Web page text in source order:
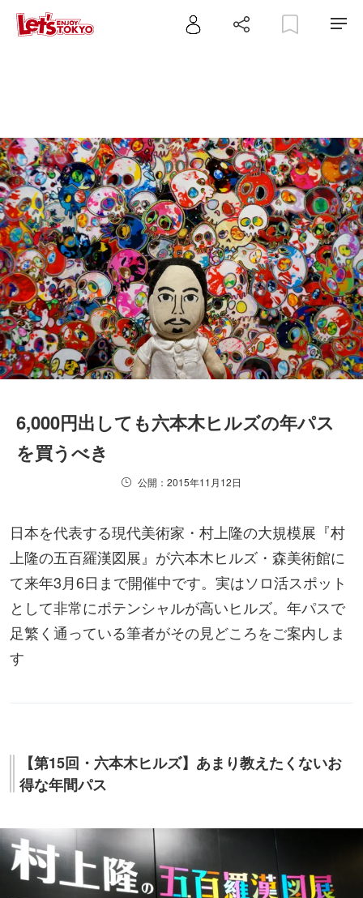
6,000円出しても六本木ヒルズの年パス
を買うべき
公開：2015年11月12日
日本を代表する現代美術家・村上隆の大規模展『村
上隆の五百羅漢図展』が六本木ヒルズ・森美術館に
て来年3月6日まで開催中です。実はソロ活スポット
として非常にポテンシャルが高いヒルズ。年パスで
足繁く通っている筆者がその見どころをご案内しま
す
【第15回・六本木ヒルズ】あまり教えたくないお
得な年間パス